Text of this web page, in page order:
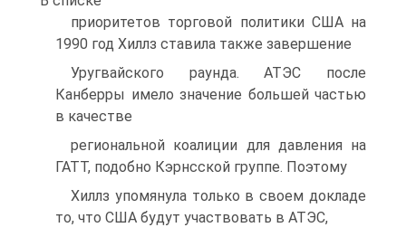
приоритетов торговой политики США на
1990 год Хиллз ставила также завершение
Уругвайского раунда. АТЭС после
Канберры имело значение большей частью
в качестве
региональной коалиции для давления на
ГАТТ, подобно Кэрнсской группе. Поэтому
Хиллз упомянула только в своем докладе
то, что США будут участвовать в АТЭС,